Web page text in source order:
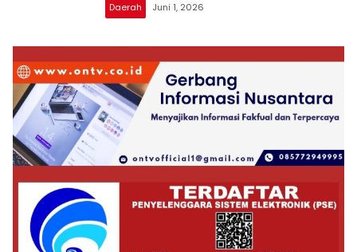
Daerah Juni 1, 2026